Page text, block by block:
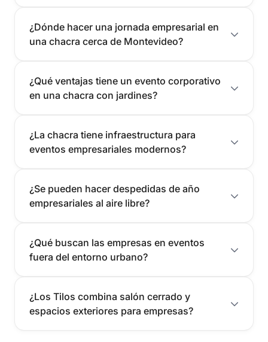
¿Dónde hacer una jornada empresarial en
una chacra cerca de Montevideo?
¿Qué ventajas tiene un evento corporativo
en una chacra con jardines?
¿La chacra tiene infraestructura para
eventos empresariales modernos?
¿Se pueden hacer despedidas de año
empresariales al aire libre?
¿Qué buscan las empresas en eventos
fuera del entorno urbano?
¿Los Tilos combina salón cerrado y
espacios exteriores para empresas?